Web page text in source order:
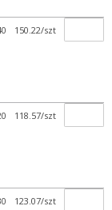
150.22/szt
118.57/szt
123.07/szt